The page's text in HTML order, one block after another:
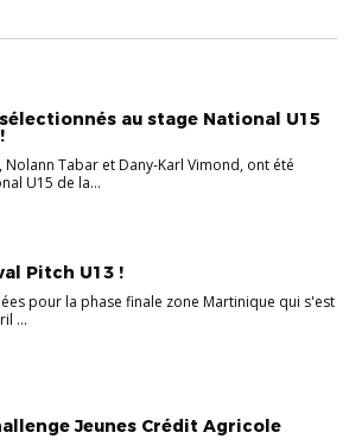
au stage National U15
Tabar et Dany-Karl Vimond, ont été
U15 de la...
Pitch U13 !
pour la phase finale zone Martinique qui s'est
...
Jeunes Crédit Agricole